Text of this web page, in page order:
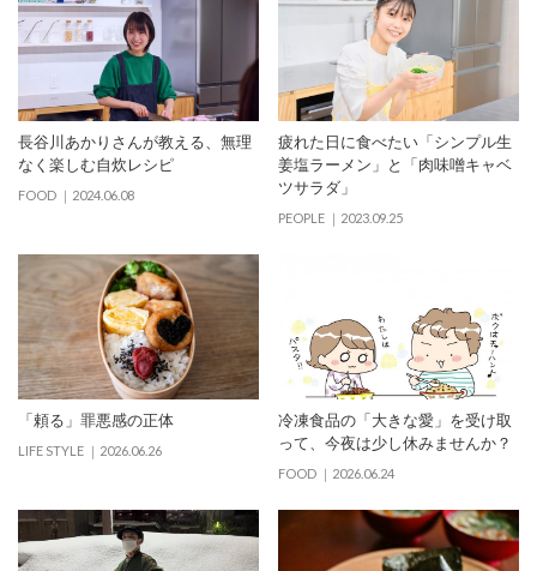
長谷川あかりさんが教える、無理
なく楽しむ自炊レシピ
FOOD 2024.06.08
疲れた日に食べたい「シンプル生
姜塩ラーメン」と「肉味噌キャベ
ツサラダ」
PEOPLE 2023.09.25
「頼る」罪悪感の正体
LIFE STYLE 2026.06.26
冷凍食品の「大きな愛」を受け取
って、今夜は少し休みませんか？
FOOD 2026.06.24